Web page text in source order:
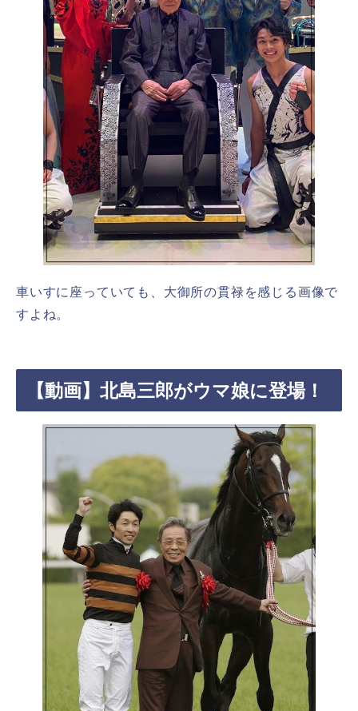
車いすに座っていても、大御所の貫禄を感じる画像で
すよね。
【動画】北島三郎がウマ娘に登場！